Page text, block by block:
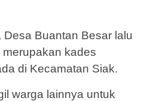
Buantan Besar lalu
kades
di Kecamatan Siak.
warga lainnya untuk